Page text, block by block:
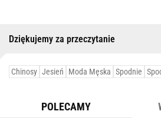
Dziękujemy za przeczytanie
Chinosy Jesień Moda Męska Spodnie
POLECAMY